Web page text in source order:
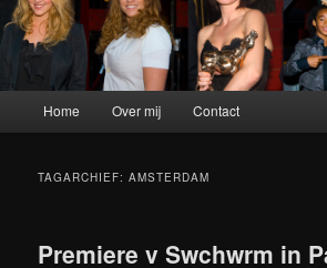
Spring naar de primaire inhoud
Spring naar de secundaire inhoud
Home Over mij Contact
TAGARCHIEF:AMSTERDAM
Premiere v Swchwrm in